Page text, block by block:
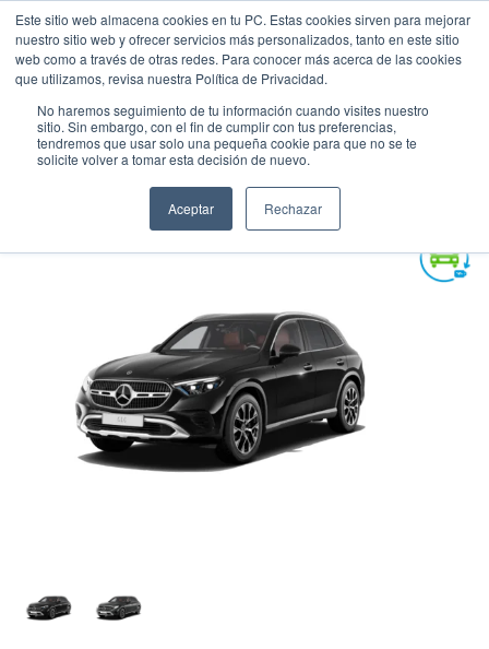
Este sitio web almacena cookies en tu PC. Estas cookies sirven para mejorar
nuestro sitio web y ofrecer servicios más personalizados, tanto en este sitio
web como a través de otras redes. Para conocer más acerca de las cookies
que utilizamos, revisa nuestra Política de Privacidad.
No haremos seguimiento de tu información cuando visites nuestro
sitio. Sin embargo, con el fin de cumplir con tus preferencias,
tendremos que usar solo una pequeña cookie para que no se te
solicite volver a tomar esta decisión de nuevo.
Aceptar Rechazar
MERCEDES - BENZ GLC 200
HIBRIDA